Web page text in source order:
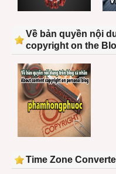
Về bản quyền nội
copyright on the
Time Zone